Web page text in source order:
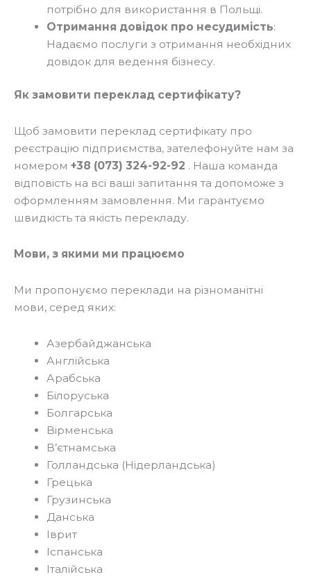
потрібно для використання в Польщі.
Отримання довідок про несудимість:
Надаємо послуги з отримання необхідних
довідок для ведення бізнесу.
Як замовити переклад сертифікату?
Щоб замовити переклад сертифікату про
реєстрацію підприємства, зателефонуйте нам за
номером +38 (073) 324-92-92 . Наша команда
відповість на всі ваші запитання та допоможе з
оформленням замовлення. Ми гарантуємо
швидкість та якість перекладу.
Мови, з якими ми працюємо
Ми пропонуємо переклади на різноманітні
мови, серед яких:
Азербайджанська
Англійська
Арабська
Білоруська
Болгарська
Вірменська
В’єтнамська
Голландська (Нідерландська)
Грецька
Грузинська
Данська
Іврит
Іспанська
Італійська